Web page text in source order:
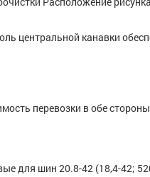
центральной канавки
перевозки в обе
для шин 20.8-42 (18,4-42;